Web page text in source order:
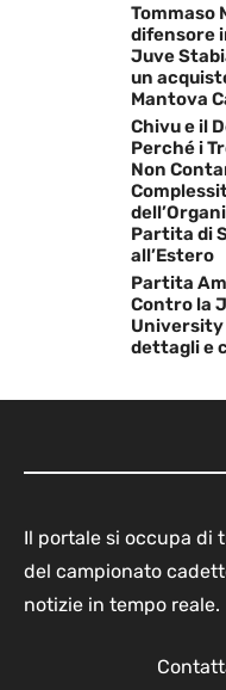
Tommaso
difensore
Juve
un
Mantova
Chivu e il
Perché i
Non
Partita di
all’Estero
Partita
Contro la
dettagli e
Il portale si occupa di
del campionato
notizie in tempo reale.